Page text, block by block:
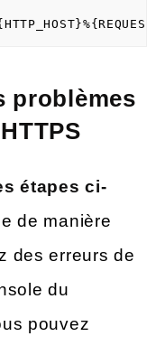
problèmes
étapes ci-
de manière
des erreurs de
du
pouvez